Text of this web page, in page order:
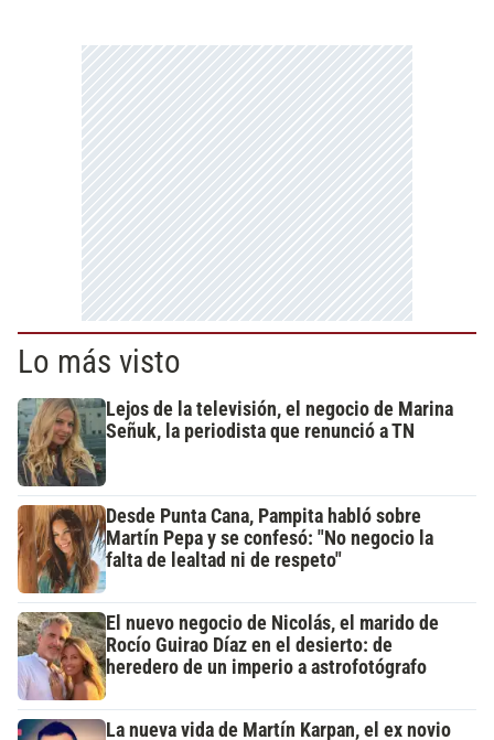
Lo más visto
Lejos de la televisión, el negocio de Marina
Señuk, la periodista que renunció a TN
Desde Punta Cana, Pampita habló sobre
Martín Pepa y se confesó: "No negocio la
falta de lealtad ni de respeto"
El nuevo negocio de Nicolás, el marido de
Rocío Guirao Díaz en el desierto: de
heredero de un imperio a astrofotógrafo
La nueva vida de Martín Karpan, el ex novio